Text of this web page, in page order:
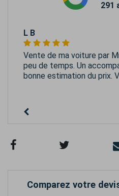
291
L B
Vente de ma voiture par
peu de temps. Un
bonne estimation du prix.
Comparez votre